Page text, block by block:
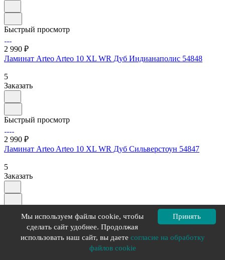
Быстрый просмотр
2 990 ₽
Ламинат Arteo Arteo 10 XL WR Дуб Индианаполис 54848
5
Заказать
Быстрый просмотр
2 990 ₽
Ламинат Arteo Arteo 10 XL WR Дуб Сильверстоун 54847
5
Заказать
Категория
Принять
Мы используем файлы cookie, чтобы
сделать сайт удобнее. Продолжая
использовать наш сайт, вы даете согласие на обработку
файлов cookie